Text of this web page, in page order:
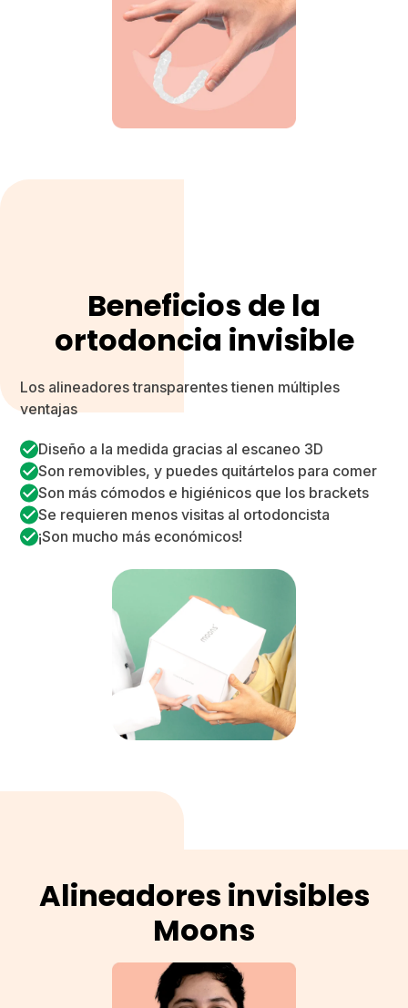
Beneficios de la
ortodoncia invisible
Los alineadores transparentes tienen múltiples
ventajas
Diseño a la medida gracias al escaneo 3D
Son removibles, y puedes quitártelos para comer
Son más cómodos e higiénicos que los brackets
Se requieren menos visitas al ortodoncista
¡Son mucho más económicos!
Alineadores invisibles
Moons